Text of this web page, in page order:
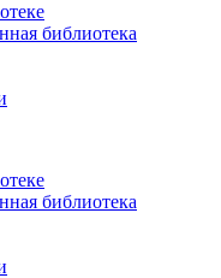
библиотека
библиотека